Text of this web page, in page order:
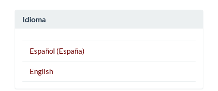
Idioma
Español (España)
English